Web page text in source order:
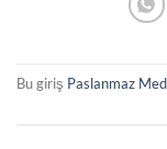
Bu giriş Paslanmaz